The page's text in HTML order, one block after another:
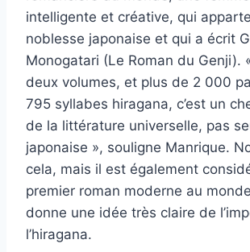
intelligente et créative, qui
noblesse japonaise et qui a écrit
Monogatari (Le Roman du Genji).
deux volumes, et plus de 2 000
795 syllabes hiragana, c’est un
de la littérature universelle, pas
japonaise », souligne Manrique.
cela, mais il est également
premier roman moderne au
donne une idée très claire de
l’hiragana.